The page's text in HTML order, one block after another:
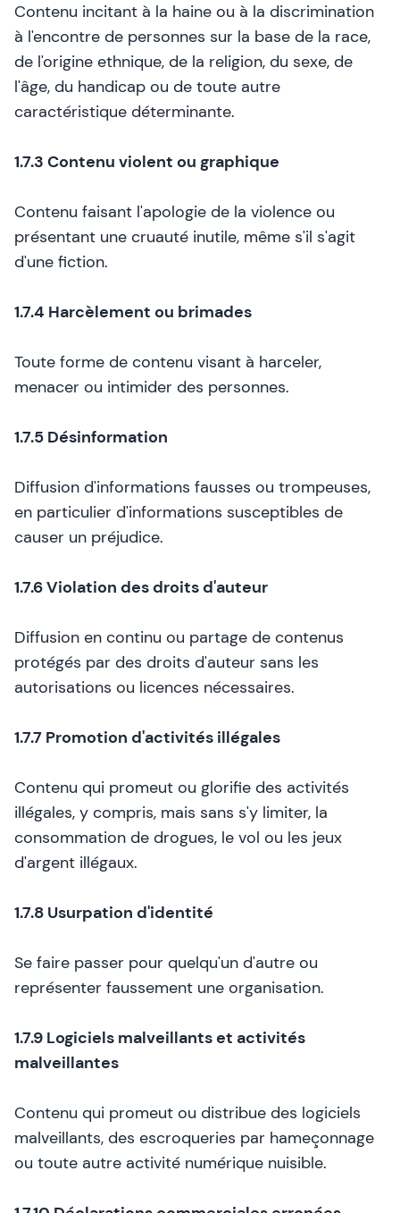
Contenu incitant à la haine ou à la discrimination
à l'encontre de personnes sur la base de la race,
de l'origine ethnique, de la religion, du sexe, de
l'âge, du handicap ou de toute autre
caractéristique déterminante.
1.7.3 Contenu violent ou graphique
Contenu faisant l'apologie de la violence ou
présentant une cruauté inutile, même s'il s'agit
d'une fiction.
1.7.4 Harcèlement ou brimades
Toute forme de contenu visant à harceler,
menacer ou intimider des personnes.
1.7.5 Désinformation
Diffusion d'informations fausses ou trompeuses,
en particulier d'informations susceptibles de
causer un préjudice.
1.7.6 Violation des droits d'auteur
Diffusion en continu ou partage de contenus
protégés par des droits d'auteur sans les
autorisations ou licences nécessaires.
1.7.7 Promotion d'activités illégales
Contenu qui promeut ou glorifie des activités
illégales, y compris, mais sans s'y limiter, la
consommation de drogues, le vol ou les jeux
d'argent illégaux.
1.7.8 Usurpation d'identité
Se faire passer pour quelqu'un d'autre ou
représenter faussement une organisation.
1.7.9 Logiciels malveillants et activités
malveillantes
Contenu qui promeut ou distribue des logiciels
malveillants, des escroqueries par hameçonnage
ou toute autre activité numérique nuisible.